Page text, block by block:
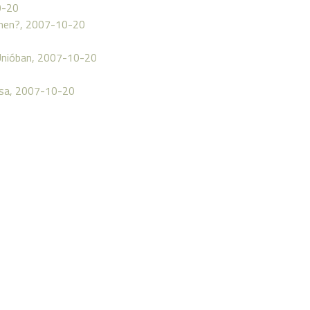
20
2007-10-20
2007-10-20
2007-10-20